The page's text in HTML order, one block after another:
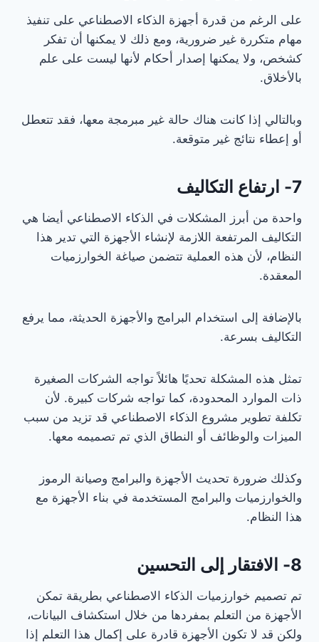
على الرغم من قدرة أجهزة الذكاء الاصطناعي على تنفيذ
مهام متكررة غير ضرورية، ومع ذلك لا يمكنها أن تفكر
كشخص، ولا يمكنها إصدار أحكام لأنها ليست على علم
بالأخلاق.
وبالتالي إذا كانت هناك حالة غير مبرمجة معها، فقد تتعطل
أو إعطاء نتائج غير متوقعة.
7- ارتفاع التكاليف
واحدة من أبرز المشكلات في الذكاء الاصطناعي أيضا هي
التكاليف المرتفعة اللازمة لإنشاء الأجهزة التي تدير هذا
النظام، لأن هذه العملية تتضمن صياغة الخوارزميات
المعقدة.
بالإضافة إلى استخدام البرامج والأجهزة الحديثة، مما يرفع
التكاليف بسرعة.
تمثل هذه المشكلة تحديًا هائلاً تواجه الشركات الصغيرة
ذات الموارد المحدودة، كما تواجه شركات كبيرة. لأن
تكلفة تطوير مشروع الذكاء الاصطناعي قد تزيد من سبب
الميزات والوظائف أو النطاق الذي تم تصميمه معها.
وكذلك ضرورة تحديث الأجهزة والبرامج وصيانة الرموز
والخوارزميات والبرامج المستخدمة في بناء الأجهزة مع
هذا النظام.
8- الافتقار إلى التحسين
تم تصميم خوارزميات الذكاء الاصطناعي بطريقة تمكن
الأجهزة من التعلم بمفردها من خلال استكشاف البيانات،
ولكن قد لا تكون الأجهزة قادرة على إكمال هذا التعلم إذا